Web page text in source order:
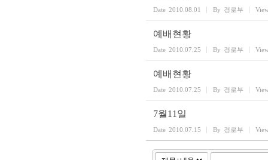
Date 2010.08.01 By 경로부
예배현황
Date 2010.07.25 By 경로부
예배현황
Date 2010.07.25 By 경로부
7월11일
Date 2010.07.15 By 경로부